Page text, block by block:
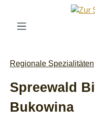
Zum Hauptinhalt
Regionale Spezialitäten
Spreewald
Bukowina